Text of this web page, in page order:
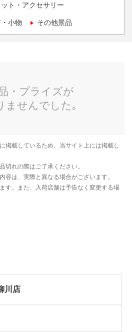
ト・アクセサリー
小物 その他景品
川店